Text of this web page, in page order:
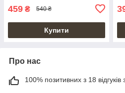
459 ₴ 540 ₴
Купити
Про нас
100% позитивних з 18 відгуків